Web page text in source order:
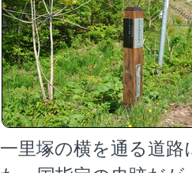
一里塚の横を通る道